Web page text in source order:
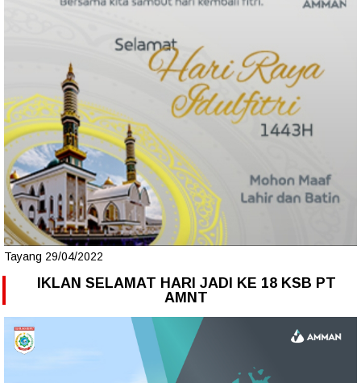
Tayang 29/04/2022
IKLAN SELAMAT HARI JADI KE 18 KSB PT
AMNT